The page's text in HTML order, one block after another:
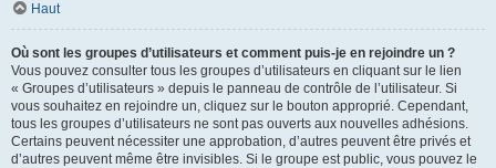
Haut
Où sont les groupes d’utilisateurs et comment puis-je en rejoindre un ?
Vous pouvez consulter tous les groupes d’utilisateurs en cliquant sur le lien
« Groupes d’utilisateurs » depuis le panneau de contrôle de l’utilisateur. Si
vous souhaitez en rejoindre un, cliquez sur le bouton approprié. Cependant,
tous les groupes d’utilisateurs ne sont pas ouverts aux nouvelles adhésions.
Certains peuvent nécessiter une approbation, d’autres peuvent être privés et
d’autres peuvent même être invisibles. Si le groupe est public, vous pouvez le